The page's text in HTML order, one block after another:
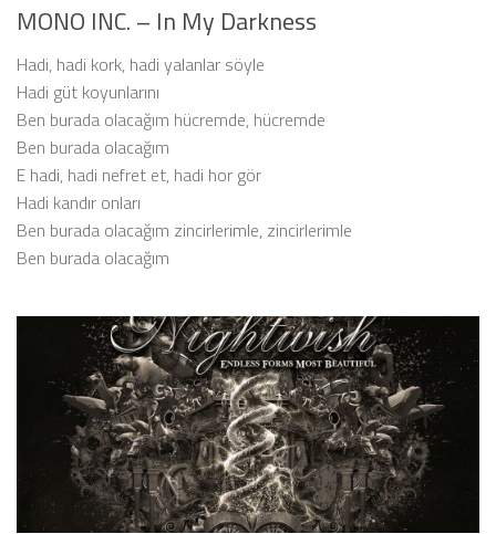
MONO INC. – In My Darkness
Hadi, hadi kork, hadi yalanlar söyle
Hadi güt koyunlarını
Ben burada olacağım hücremde, hücremde
Ben burada olacağım
E hadi, hadi nefret et, hadi hor gör
Hadi kandır onları
Ben burada olacağım zincirlerimle, zincirlerimle
Ben burada olacağım